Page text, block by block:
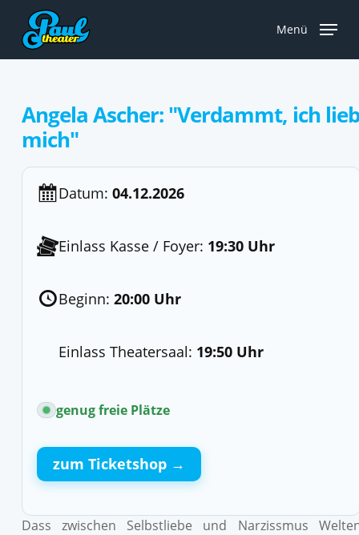
main
Menü
Angela Ascher: "Verdammt, ich lieb
mich"
Datum: 04.12.2026
Einlass Kasse / Foyer: 19:30 Uhr
Beginn: 20:00 Uhr
Einlass Theatersaal: 19:50 Uhr
genug freie Plätze
zum Ticketshop →
Dass zwischen Selbstliebe und Narzissmus